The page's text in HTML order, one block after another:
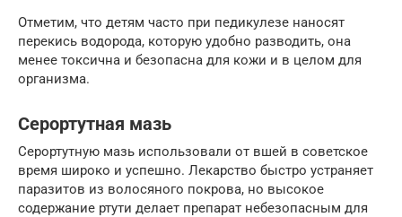
Отметим, что детям часто при педикулезе наносят
перекись водорода, которую удобно разводить, она
менее токсична и безопасна для кожи и в целом для
организма.
Серортутная мазь
Серортутную мазь использовали от вшей в советское
время широко и успешно. Лекарство быстро устраняет
паразитов из волосяного покрова, но высокое
содержание ртути делает препарат небезопасным для